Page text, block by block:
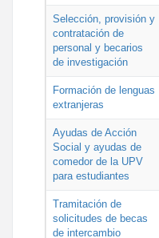
Selección, provisión y
contratación de
personal y becarios
de investigación
Formación de lenguas
extranjeras
Ayudas de Acción
Social y ayudas de
comedor de la UPV
para estudiantes
Tramitación de
solicitudes de becas
de intercambio